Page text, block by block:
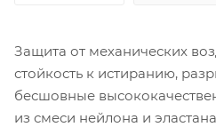
Защита от механических
стойкость к истиранию,
бесшовные
из смеси нейлона и